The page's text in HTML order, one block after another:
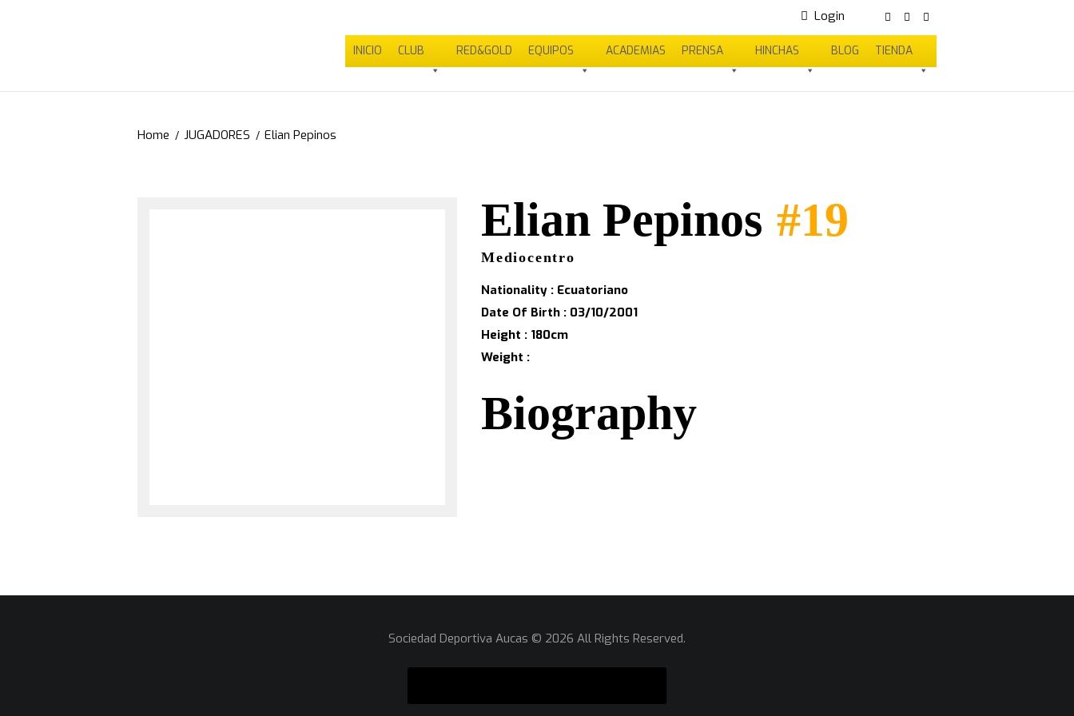
Login
INICIO CLUB RED&GOLD EQUIPOS ACADEMIAS PRENSA HINCHAS BLOG TIENDA
Home JUGADORES Elian Pepinos
Elian Pepinos #19
Mediocentro
Nationality : Ecuatoriano
Date Of Birth : 03/10/2001
Height : 180cm
Weight :
Biography
Sociedad Deportiva Aucas © 2026 All Rights Reserved.